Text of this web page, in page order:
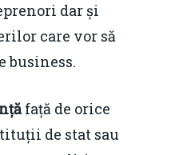
dar și
care vor să
business.
față de orice
de stat sau